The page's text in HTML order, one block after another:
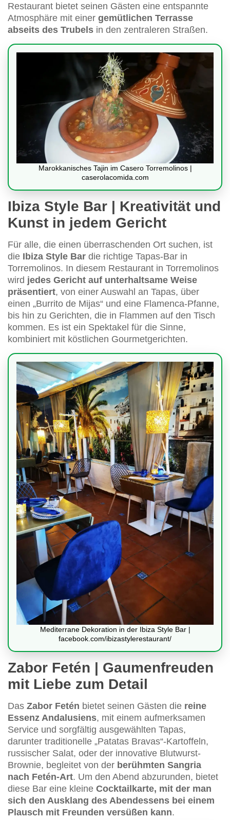
Restaurant bietet seinen Gästen eine entspannte
Atmosphäre mit einer gemütlichen Terrasse
abseits des Trubels in den zentraleren Straßen.
Marokkanisches Tajin im Casero Torremolinos |
caserolacomida.com
Ibiza Style Bar | Kreativität und
Kunst in jedem Gericht
Für alle, die einen überraschenden Ort suchen, ist
die Ibiza Style Bar die richtige Tapas-Bar in
Torremolinos. In diesem Restaurant in Torremolinos
wird jedes Gericht auf unterhaltsame Weise
präsentiert, von einer Auswahl an Tapas, über
einen „Burrito de Mijas“ und eine Flamenca-Pfanne,
bis hin zu Gerichten, die in Flammen auf den Tisch
kommen. Es ist ein Spektakel für die Sinne,
kombiniert mit köstlichen Gourmetgerichten.
Mediterrane Dekoration in der Ibiza Style Bar |
facebook.com/ibizastylerestaurant/
Zabor Fetén | Gaumenfreuden
mit Liebe zum Detail
Das Zabor Fetén bietet seinen Gästen die reine
Essenz Andalusiens, mit einem aufmerksamen
Service und sorgfältig ausgewählten Tapas,
darunter traditionelle „Patatas Bravas“-Kartoffeln,
russischer Salat, oder der innovative Blutwurst-
Brownie, begleitet von der berühmten Sangria
nach Fetén-Art. Um den Abend abzurunden, bietet
diese Bar eine kleine Cocktailkarte, mit der man
sich den Ausklang des Abendessens bei einem
Plausch mit Freunden versüßen kann.